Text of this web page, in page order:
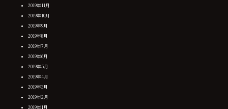
2019年11月
2019年10月
2019年9月
2019年8月
2019年7月
2019年6月
2019年5月
2019年4月
2019年3月
2019年2月
2019年1月